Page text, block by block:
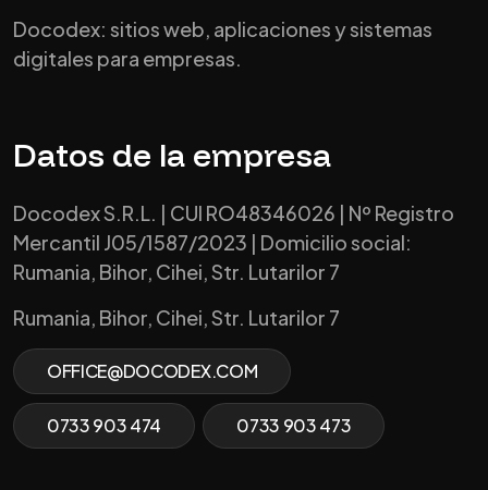
Docodex: sitios web, aplicaciones y sistemas
digitales para empresas.
Datos de la empresa
Docodex S.R.L. | CUI RO48346026 | Nº Registro
Mercantil J05/1587/2023 | Domicilio social:
Rumania, Bihor, Cihei, Str. Lutarilor 7
Rumania, Bihor, Cihei, Str. Lutarilor 7
OFFICE@DOCODEX.COM
0733 903 474 0733 903 473